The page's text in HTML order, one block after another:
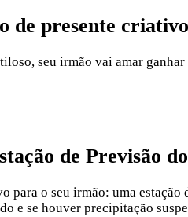
de presente
seu irmão vai amar
de Previsão
para o seu irmão: uma
e se houver precipitação